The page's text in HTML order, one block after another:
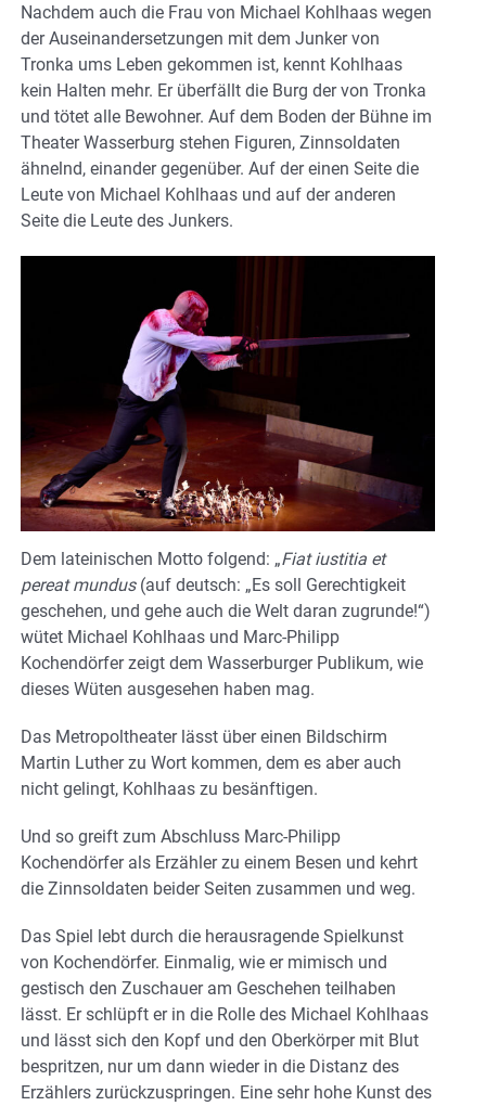
Nachdem auch die Frau von Michael Kohlhaas wegen
der Auseinandersetzungen mit dem Junker von
Tronka ums Leben gekommen ist, kennt Kohlhaas
kein Halten mehr. Er überfällt die Burg der von Tronka
und tötet alle Bewohner. Auf dem Boden der Bühne im
Theater Wasserburg stehen Figuren, Zinnsoldaten
ähnelnd, einander gegenüber. Auf der einen Seite die
Leute von Michael Kohlhaas und auf der anderen
Seite die Leute des Junkers.
Dem lateinischen Motto folgend: „Fiat iustitia et
pereat mundus(auf deutsch: „Es soll Gerechtigkeit
geschehen, und gehe auch die Welt daran zugrunde!“)
wütet Michael Kohlhaas und Marc-Philipp
Kochendörfer zeigt dem Wasserburger Publikum, wie
dieses Wüten ausgesehen haben mag.
Das Metropoltheater lässt über einen Bildschirm
Martin Luther zu Wort kommen, dem es aber auch
nicht gelingt, Kohlhaas zu besänftigen.
Und so greift zum Abschluss Marc-Philipp
Kochendörfer als Erzähler zu einem Besen und kehrt
die Zinnsoldaten beider Seiten zusammen und weg.
Das Spiel lebt durch die herausragende Spielkunst
von Kochendörfer. Einmalig, wie er mimisch und
gestisch den Zuschauer am Geschehen teilhaben
lässt. Er schlüpft er in die Rolle des Michael Kohlhaas
und lässt sich den Kopf und den Oberkörper mit Blut
bespritzen, nur um dann wieder in die Distanz des
Erzählers zurückzuspringen. Eine sehr hohe Kunst des